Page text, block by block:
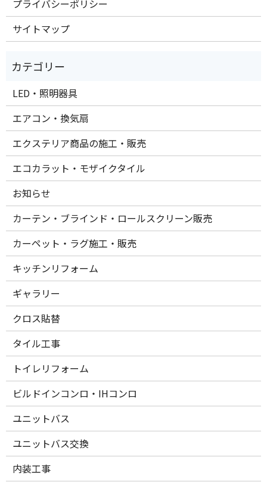
プライバシーポリシー
サイトマップ
LED・照明器具
エアコン・換気扇
エクステリア商品の施工・販売
エコカラット・モザイクタイル
お知らせ
カーテン・ブラインド・ロールスクリーン販売
カーペット・ラグ施工・販売
キッチンリフォーム
ギャラリー
クロス貼替
タイル工事
トイレリフォーム
ビルドインコンロ・IHコンロ
ユニットバス
ユニットバス交換
内装工事